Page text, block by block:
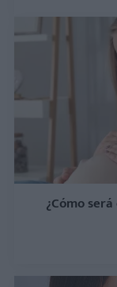
¿Cómo